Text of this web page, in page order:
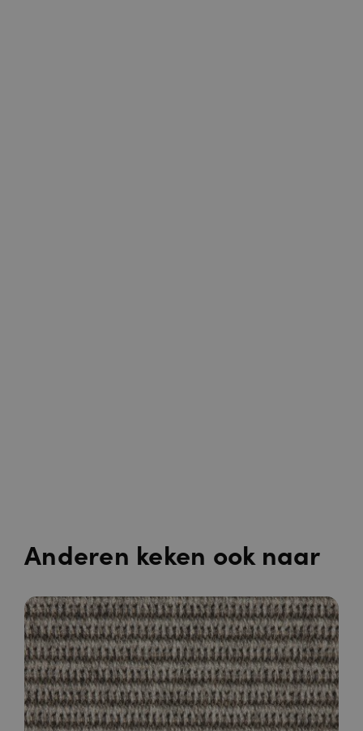
Anderen keken ook naar